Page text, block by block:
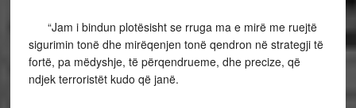
“Jam i bindun plotësisht se rruga ma e mirë me ruejtë
sigurimin tonë dhe mirëqenjen tonë qendron në strategji të
fortë, pa mëdyshje, të përqendrueme, dhe precize, që
ndjek terroristët kudo që janë.